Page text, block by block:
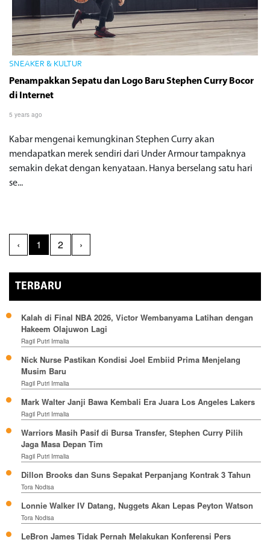
SNEAKER & KULTUR
Penampakkan Sepatu dan Logo Baru Stephen Curry Bocor
di Internet
5 years ago
Kabar mengenai kemungkinan Stephen Curry akan
mendapatkan merek sendiri dari Under Armour tampaknya
semakin dekat dengan kenyataan. Hanya berselang satu hari
se...
‹ 1 2 ›
TERBARU
Kalah di Final NBA 2026, Victor Wembanyama Latihan dengan
Hakeem Olajuwon Lagi
Ragil Putri Irmalia
Nick Nurse Pastikan Kondisi Joel Embiid Prima Menjelang
Musim Baru
Ragil Putri Irmalia
Mark Walter Janji Bawa Kembali Era Juara Los Angeles Lakers
Ragil Putri Irmalia
Warriors Masih Pasif di Bursa Transfer, Stephen Curry Pilih
Jaga Masa Depan Tim
Ragil Putri Irmalia
Dillon Brooks dan Suns Sepakat Perpanjang Kontrak 3 Tahun
Tora Nodisa
Lonnie Walker IV Datang, Nuggets Akan Lepas Peyton Watson
Tora Nodisa
LeBron James Tidak Pernah Melakukan Konferensi Pers